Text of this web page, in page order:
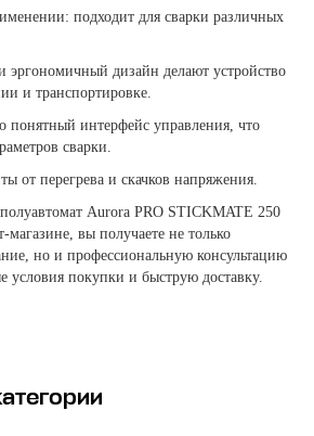
подходит для сварки различных
эргономичный дизайн делают устройство
и транспортировке.
понятный интерфейс управления, что
сварки.
от перегрева и скачков напряжения.
Aurora PRO STICKMATE 250
вы получаете не только
но и профессиональную консультацию
условия покупки и быструю доставку.